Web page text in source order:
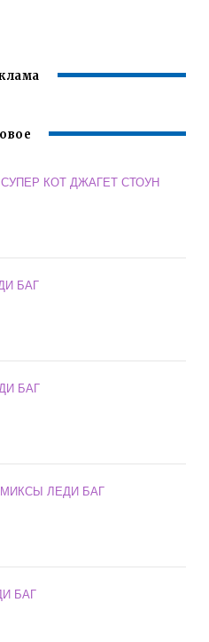
КОТ ДЖАГЕТ СТОУН
БАГ
БАГ
ЛЕДИ БАГ
БАГ